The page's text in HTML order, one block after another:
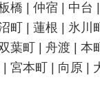
橋 | 仲宿 | 中台 |
町 | 蓮根 | 氷川
葉町 | 舟渡 | 本
宮本町 | 向原 |